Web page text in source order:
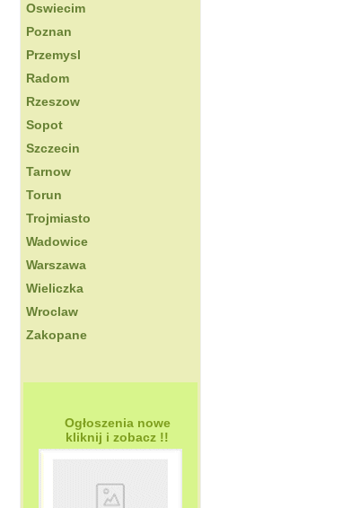
Oswiecim
Poznan
Przemysl
Radom
Rzeszow
Sopot
Szczecin
Tarnow
Torun
Trojmiasto
Wadowice
Warszawa
Wieliczka
Wroclaw
Zakopane
Ogłoszenia nowe
kliknij i zobacz !!